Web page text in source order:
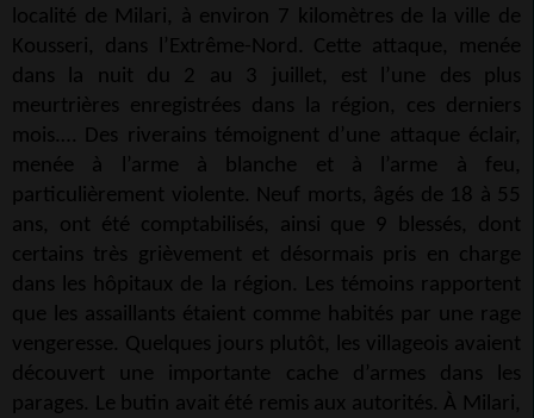
localité de Milari, à environ 7 kilomètres de la ville de
Kousseri, dans l’Extrême-Nord. Cette attaque, menée
dans la nuit du 2 au 3 juillet, est l’une des plus
meurtrières enregistrées dans la région, ces derniers
mois.… Des riverains témoignent d’une attaque éclair,
menée à l’arme à blanche et à l’arme à feu,
particulièrement violente. Neuf morts, âgés de 18 à 55
ans, ont été comptabilisés, ainsi que 9 blessés, dont
certains très grièvement et désormais pris en charge
dans les hôpitaux de la région. Les témoins rapportent
que les assaillants étaient comme habités par une rage
vengeresse. Quelques jours plutôt, les villageois avaient
découvert une importante cache d’armes dans les
parages. Le butin avait été remis aux autorités. À Milari,